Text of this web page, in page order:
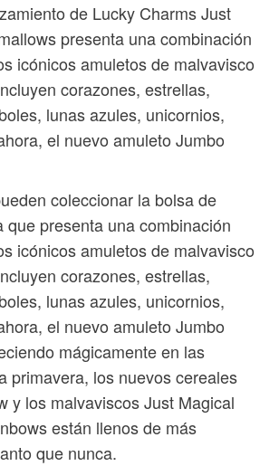
de Lucky Charms Just
presenta una combinación
icónicos amuletos de malvavisco
corazones, estrellas,
lunas azules, unicornios,
el nuevo amuleto Jumbo
coleccionar la bolsa de
que presenta una combinación
icónicos amuletos de malvavisco
corazones, estrellas,
lunas azules, unicornios,
el nuevo amuleto Jumbo
mágicamente en las
primavera, los nuevos cereales
y los malvaviscos Just Magical
están llenos de más
que nunca.